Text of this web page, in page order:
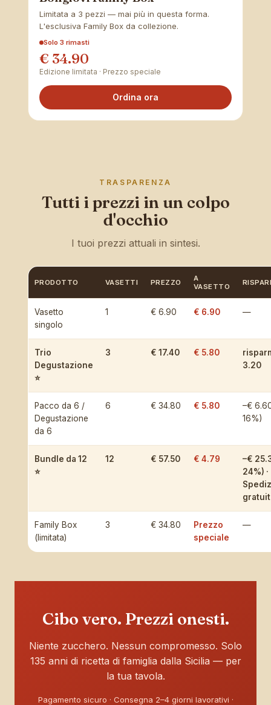
Limitata a 3 pezzi — mai più in questa forma.
L'esclusiva Family Box da collezione.
Solo 3 rimasti
€ 34.90
Edizione limitata · Prezzo speciale
Ordina ora
TRASPARENZA
Tutti i prezzi in un colpo
d'occhio
I tuoi prezzi attuali in sintesi.
PRODOTTO VASETTI PREZZO
A
VASETTO
Vasetto
singolo
1 € 6.90 € 6.90 —
Trio
Degustazione
⭐
3 € 17.40 € 5.80
3.20
Pacco da 6 /
Degustazione
da 6
6 € 34.80 € 5.80
–€
16%)
Bundle da 12
⭐
12 € 57.50 € 4.79
–€
24%) ·
Family Box
(limitata)
3 € 34.80
Prezzo
speciale
—
Cibo vero. Prezzi onesti.
Niente zucchero. Nessun compromesso. Solo
135 anni di ricetta di famiglia dalla Sicilia — per
la tua tavola.
Pagamento sicuro · Consegna 2–4 giorni lavorativi ·